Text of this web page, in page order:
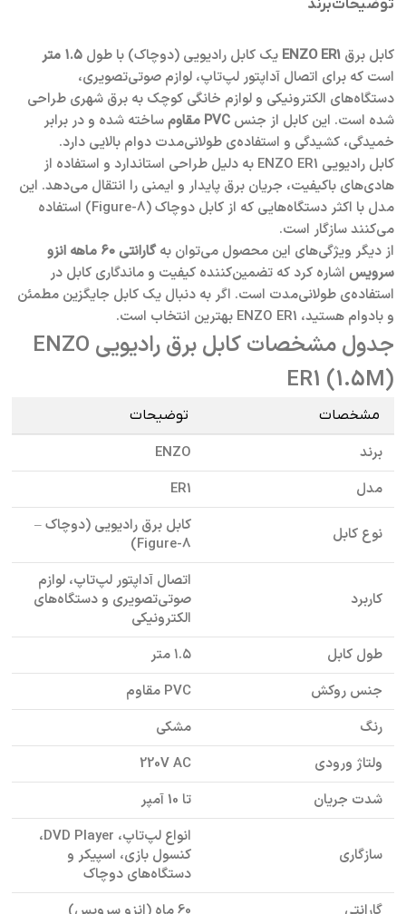
توضیحاتبرند
کابل برق ENZO ER1 یک کابل رادیویی (دوچاک) با طول ۱.۵ متر
است که برای اتصال آداپتور لپ‌تاپ، لوازم صوتی‌تصویری،
دستگاه‌های الکترونیکی و لوازم خانگی کوچک به برق شهری طراحی
شده است. این کابل از جنس PVC مقاوم
ساخته شده و در برابر
خمیدگی، کشیدگی و استفاده‌ی طولانی‌مدت دوام بالایی دارد.
کابل رادیویی ENZO ER1 به دلیل طراحی استاندارد و استفاده از
هادی‌های باکیفیت، جریان برق پایدار و ایمنی را انتقال می‌دهد. این
مدل با اکثر دستگاه‌هایی که از کابل دوچاک (Figure-8) استفاده
می‌کنند سازگار است.
از دیگر ویژگی‌های این محصول می‌توان به
گارانتی ۶۰ ماهه انزو
سرویس اشاره کرد که تضمین‌کننده کیفیت و ماندگاری کابل در
استفاده‌ی طولانی‌مدت است. اگر به دنبال یک کابل جایگزین مطمئن
و بادوام هستید، ENZO ER1 بهترین انتخاب است.
جدول مشخصات کابل برق رادیویی ENZO
ER1 (1.5M)
مشخصات توضیحات
برند
ENZO
مدل
ER1
نوع کابل
کابل برق رادیویی (دوچاک –
Figure-8)
کاربرد
اتصال آداپتور لپ‌تاپ، لوازم
صوتی‌تصویری و دستگاه‌های
الکترونیکی
طول کابل
۱.۵ متر
جنس روکش
PVC مقاوم
رنگ
مشکی
ولتاژ ورودی
220V AC
شدت جریان
تا 10 آمپر
سازگاری
انواع لپ‌تاپ، DVD Player،
کنسول بازی، اسپیکر و
دستگاه‌های دوچاک